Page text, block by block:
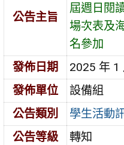
公告主旨
屆週日閱
場次表及
名參加
發佈日期
2025 年 1
發佈單位
設備組
公告類別
學生活動
公告等級
轉知